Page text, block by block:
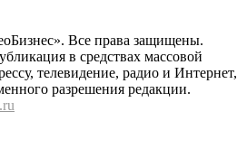
Все права защищены.
в средствах массовой
телевидение, радио и Интернет,
разрешения редакции.